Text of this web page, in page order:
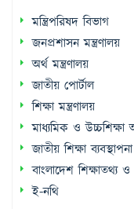
মন্ত্রিপরিষদ বিভাগ
জনপ্রশাসন মন্ত্রণালয়
অর্থ মন্ত্রণালয়
জাতীয় পোর্টাল
শিক্ষা মন্ত্রণালয়
মাধ্যমিক ও উচ্চশিক্ষা
জাতীয় শিক্ষা
বাংলাদেশ শিক্ষাতথ্য
ই-নথি